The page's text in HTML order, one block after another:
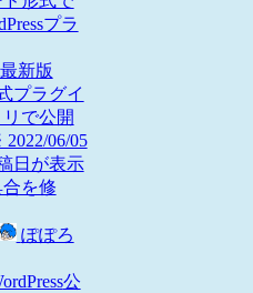
プラ
新版
プラグイ
で公開
06/05
日が表示
を修
ぽぽろ
公